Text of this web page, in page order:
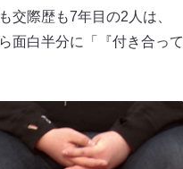
交際歴も7年目の2人は、
面白半分に「『付き合って